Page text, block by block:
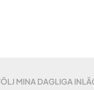
MINA DAGLIGA